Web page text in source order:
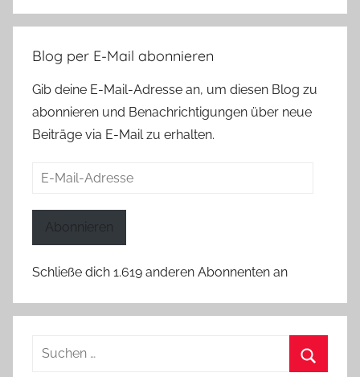
Blog per E-Mail abonnieren
Gib deine E-Mail-Adresse an, um diesen Blog zu
abonnieren und Benachrichtigungen über neue
Beiträge via E-Mail zu erhalten.
E-
Abonnieren
Schließe dich 1.619 anderen Abonnenten an
Suchen